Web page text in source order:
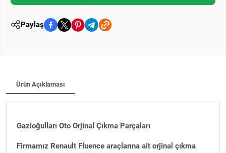
Paylaş
Ürün Açıklaması
Gazioğulları Oto Orjinal Çıkma Parçaları
Firmamız Renault Fluence araçlarına ait orjinal çıkma